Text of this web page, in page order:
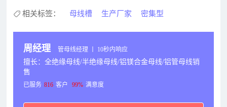
相关标签： 母线槽 生产厂家 密集型
周经理 管母线经理 丨 10秒内响应
擅长：全绝缘母线/半绝缘母线/铝镁合金母线/铝管母线销
售
已服务 816 客户 99% 满意度